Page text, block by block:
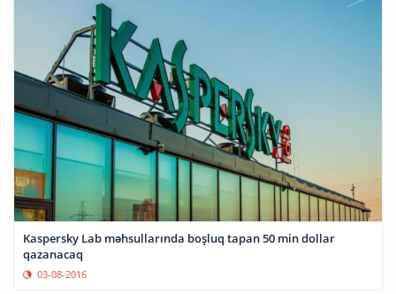
Kaspersky Lab məhsullarında boşluq tapan 50 min dollar
qazanacaq
03-08-2016